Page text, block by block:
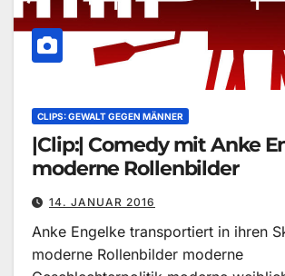
CLIPS: GEWALT GEGEN MÄNNER
|Clip:| Comedy mit Anke
moderne Rollenbilder
14. JANUAR 2016
Anke Engelke transportiert in ihren
moderne Rollenbilder moderne